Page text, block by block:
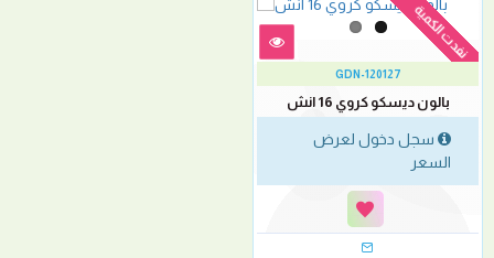
نفدت الكمية
GDN-120127
بالون ديسكو كروي 16 انش
سجل دخول لعرض
السعر